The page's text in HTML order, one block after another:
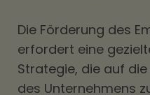
Die Förderung des
erfordert eine
Strategie, die auf
des Unternehmens